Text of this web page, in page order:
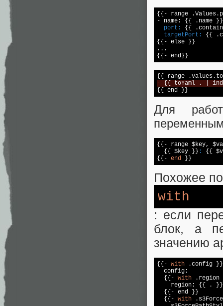
{{- range
  port:
  targetPort:
{{
{{- else }}
...
- {{ toYaml . |
Для
{{- range $key,
  {{ $key }}
:
{{
{{- end
Похожее
with
: eсли
блок, а
значению
{{- with .config }}
  config:
  {{-
with .region
    region: {{ . }}
  {{- end }}
  {{-
with